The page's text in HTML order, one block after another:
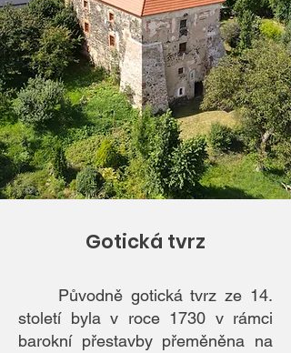
Gotická tvrz
Původně gotická tvrz ze 14.
století byla v roce 1730 v rámci
barokní přestavby přeměněna na